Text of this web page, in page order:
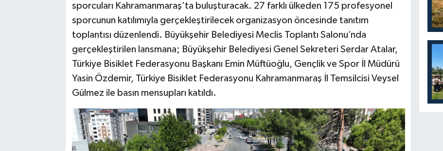
sporcuları Kahramanmaraş’ta buluşturacak. 27 farklı ülkeden 175 profesyonel
sporcunun katılımıyla gerçekleştirilecek organizasyon öncesinde tanıtım
toplantısı düzenlendi. Büyükşehir Belediyesi Meclis Toplantı Salonu’nda
gerçekleştirilen lansmana; Büyükşehir Belediyesi Genel Sekreteri Serdar Atalar,
Türkiye Bisiklet Federasyonu Başkanı Emin Müftüoğlu, Gençlik ve Spor İl Müdürü
Yasin Özdemir, Türkiye Bisiklet Federasyonu Kahramanmaraş İl Temsilcisi Veysel
Gülmez ile basın mensupları katıldı.